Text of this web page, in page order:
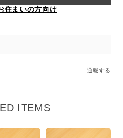
住まいの方向け
通報する
ITEMS